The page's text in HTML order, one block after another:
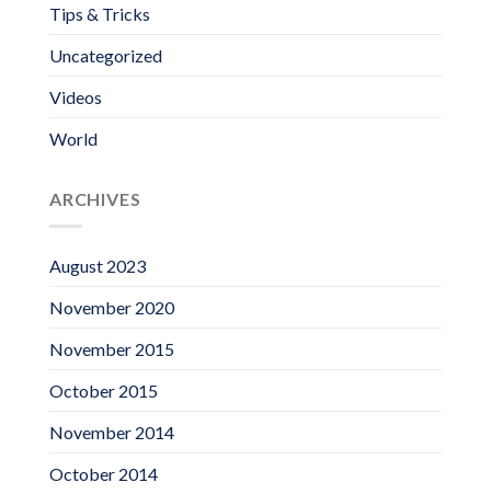
Tips & Tricks
Uncategorized
Videos
World
ARCHIVES
August 2023
November 2020
November 2015
October 2015
November 2014
October 2014